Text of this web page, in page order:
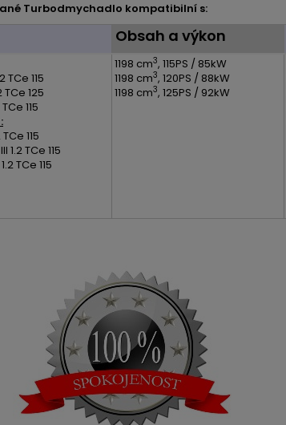
Turbodmychadlo kompatibilní s:
Obsah a výkon
TCe 115
TCe 125
115
115
1.2 TCe 115
TCe 115
1198 cm3, 115PS / 85kW
1198 cm3, 120PS / 88kW
1198 cm3, 125PS / 92kW